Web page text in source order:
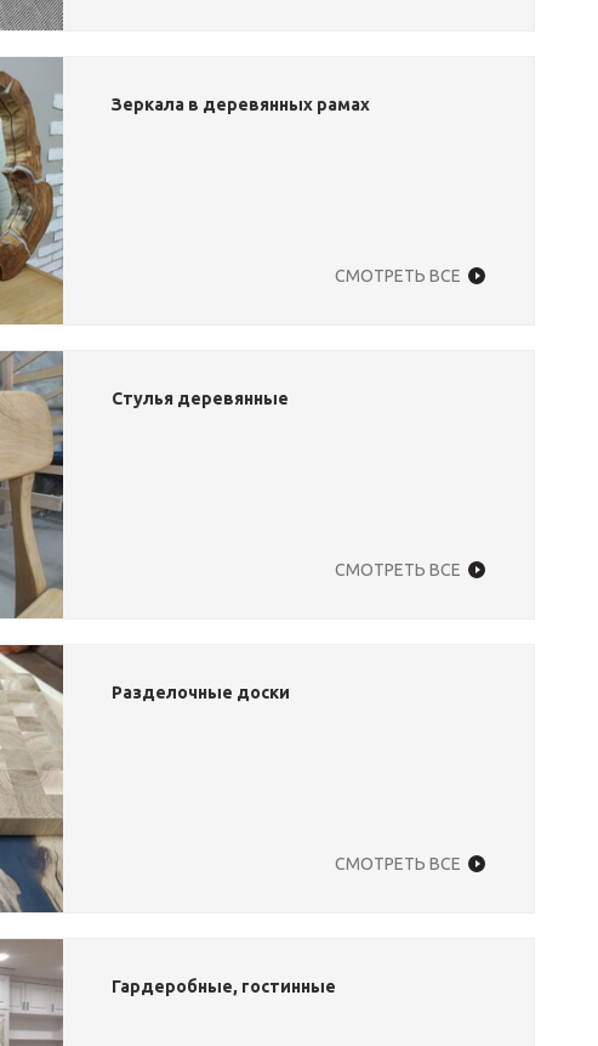
Зеркала в деревянных рамах
СМОТРЕТЬ ВСЕ
Стулья деревянные
СМОТРЕТЬ ВСЕ
Разделочные доски
СМОТРЕТЬ ВСЕ
Гардеробные, гостинные